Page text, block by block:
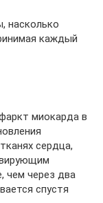
насколько
каждый
миокарда в
сердца,
чем через два
спустя